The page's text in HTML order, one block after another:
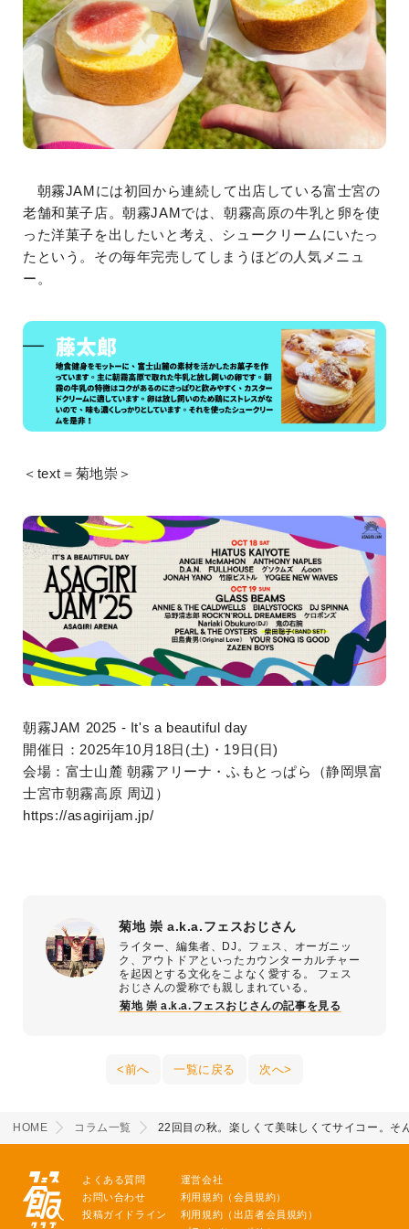
朝霧JAMには初回から連続して出店している富士宮の
老舗和菓子店。朝霧JAMでは、朝霧高原の牛乳と卵を使
った洋菓子を出したいと考え、シュークリームにいたっ
たという。その毎年完売してしまうほどの人気メニュ
ー。
＜text＝菊地崇＞
朝霧JAM 2025 - It's a beautiful day
開催日：2025年10月18日(土)・19日(日)
会場：富士山麓 朝霧アリーナ・ふもとっぱら（静岡県富
士宮市朝霧高原 周辺）
https://asagirijam.jp/
菊地 崇 a.k.a.フェスおじさん
ライター、編集者、DJ。フェス、オーガニッ
ク、アウトドアといったカウンターカルチャー
を起因とする文化をこよなく愛する。 フェス
おじさんの愛称でも親しまれている。
菊地 崇 a.k.a.フェスおじさんの記事を見る
前へ 一覧に戻る 次へ
HOME コラム一覧 22回目の秋。楽しくて美味しくてサイコー。そ
よくある質問
お問い合わせ
投稿ガイドライン
運営会社
利用規約（会員規約）
利用規約（出店者会員規約）